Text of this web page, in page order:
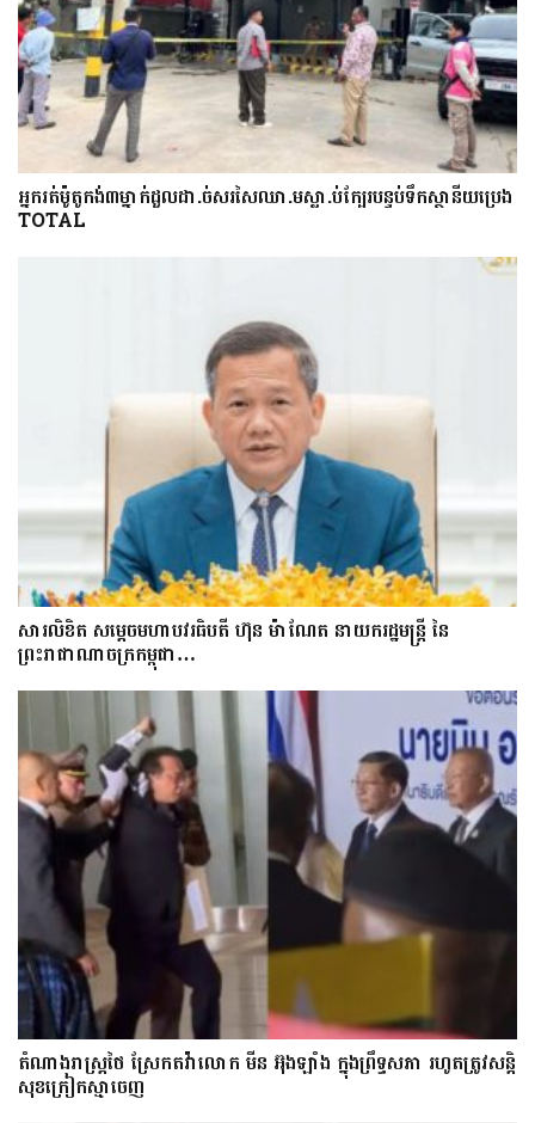
អ្នក​រត់​ម៉ូតូកង់៣​​ម្នាក់​ដួល​ដា.ច់​សរសៃឈា.ម​ស្លា.ប់​ក្បែរ​បន្ទប់ទឹក​ស្ថានីយ​ប្រេង
​TOTAL
សារលិខិត សម្តេចមហាបវរធិបតី ហ៊ុន ម៉ាណែត នាយករដ្ឋមន្ត្រី នៃ
ព្រះរាជាណាចក្រកម្ពុជា…
តំណាងរាស្ត្រថៃ ស្រែកតវ៉ាលោក មីន អ៊ុងឡាំង ក្នុងព្រឹទ្ធសភា រហូតត្រូវសន្តិ
សុខក្រៀកស្មាចេញ